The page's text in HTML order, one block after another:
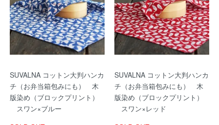
SUVALNA コットン大判ハンカ
チ（お弁当箱包みにも） 木
版染め（ブロックプリント）
スワン×ブルー
SUVALNA コットン大判ハンカ
チ（お弁当箱包みにも） 木
版染め（ブロックプリント）
スワン×レッド